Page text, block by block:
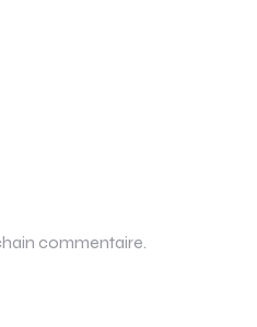
commentaire.